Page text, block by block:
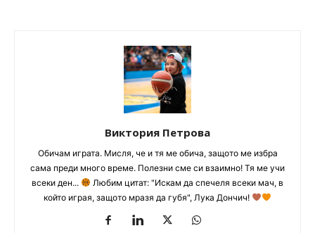
Виктория Петрова
Обичам играта. Мисля, че и тя ме обича, защото ме избра
сама преди много време. Полезни сме си взаимно! Тя ме учи
всеки ден...
Любим цитат: "Искам да спечеля всеки мач, в
който играя, защото мразя да губя", Лука Дончич!